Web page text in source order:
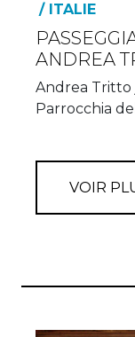
/ ITALIE
ANDREA
Andrea Tritto
Parrocchia
VOIR